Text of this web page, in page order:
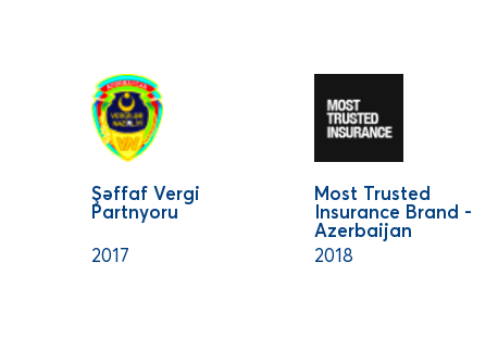
Şəffaf Vergi
Partnyoru
2017
Most Trusted
Insurance Brand -
Azerbaijan
2018